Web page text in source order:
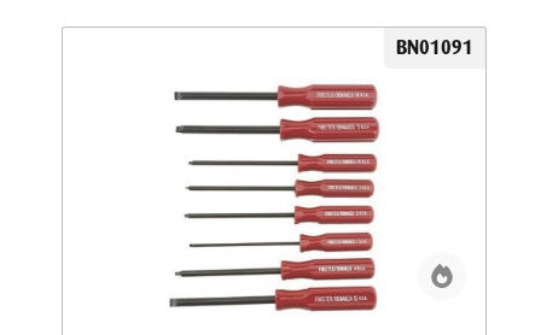
Forster-Schraubendreher sind aus gehärtetem Stahl der
Meistbenutzten von Ihnen sind daneben auch zu einem
praktischen Set zusammengefasst worden.
BN01091